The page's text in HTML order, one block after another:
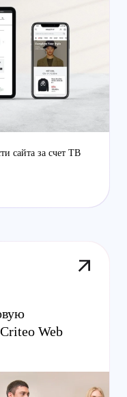
сайта за счет ТВ
Web